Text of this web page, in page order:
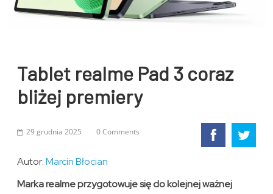
Tablet realme Pad 3 coraz
bliżej premiery
29 grudnia 2025 0 Comments
Autor:Marcin Błocian
Marka realme przygotowuje się do kolejnej ważnej